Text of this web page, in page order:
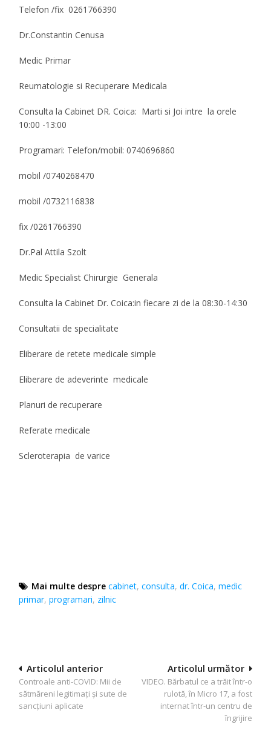
Telefon /fix 0261766390
Dr.Constantin Cenusa
Medic Primar
Reumatologie si Recuperare Medicala
Consulta la Cabinet DR. Coica: Marti si Joi intre la orele
10:00 -13:00
Programari: Telefon/mobil: 0740696860
mobil /0740268470
mobil /0732116838
fix /0261766390
Dr.Pal Attila Szolt
Medic Specialist Chirurgie Generala
Consulta la Cabinet Dr. Coica:in fiecare zi de la 08:30-14:30
Consultatii de specialitate
Eliberare de retete medicale simple
Eliberare de adeverinte medicale
Planuri de recuperare
Referate medicale
Scleroterapia de varice
Mai multe despre cabinet,consulta,dr. Coica,medic
primar,programari, zilnic
Navigare
în
articole
Articolul următor
VIDEO. Bărbatul ce a trăit într-o
rulotă, în Micro 17, a fost
internat într-un centru de
îngrijire
Articolul anterior
Controale anti-COVID: Mii de
sătmăreni legitimați și sute de
sancțiuni aplicate